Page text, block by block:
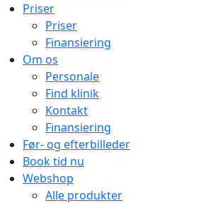
Priser
Priser
Finansiering
Om os
Personale
Find klinik
Kontakt
Finansiering
Før- og efterbilleder
Book tid nu
Webshop
Alle produkter